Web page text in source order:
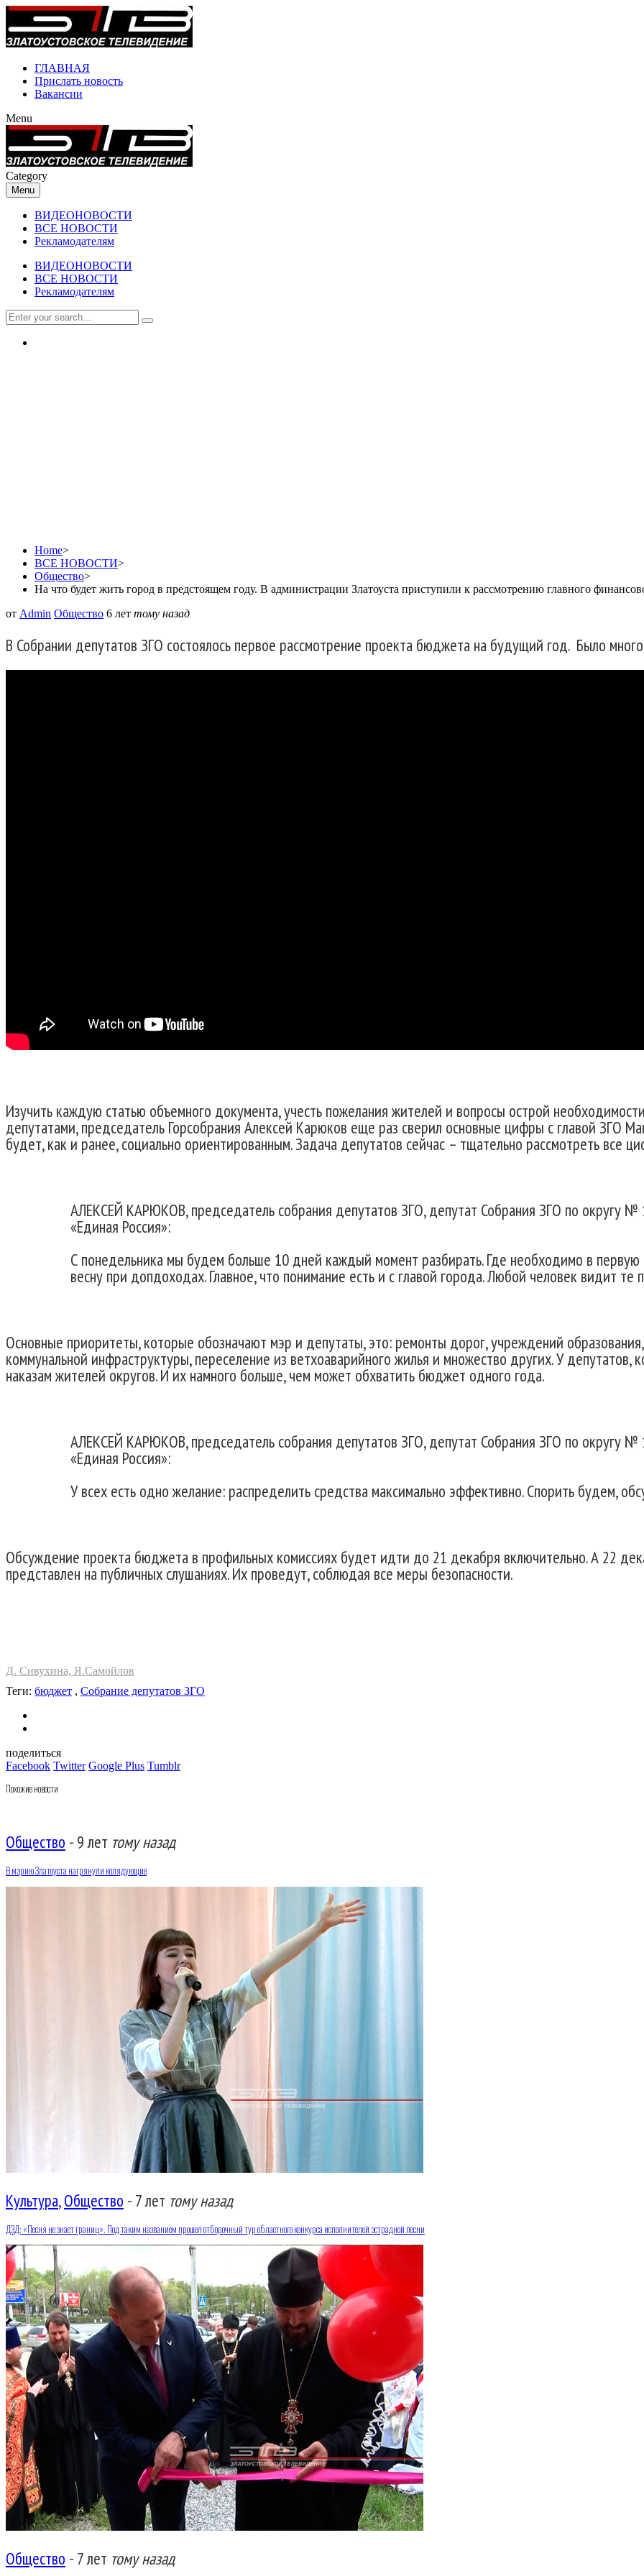
ГЛАВНАЯ
Прислать новость
Вакансии
Menu
Category
Menu
ВИДЕОНОВОСТИ
ВСЕ НОВОСТИ
Рекламодателям
ВИДЕОНОВОСТИ
ВСЕ НОВОСТИ
Рекламодателям
Home>
ВСЕ НОВОСТИ>
Общество>
На что будет жить город в предстоящем году. В администрации Златоуста приступили к рассмотрению главного
от Admin Общество 6 лет тому назад
В Собрании депутатов ЗГО состоялось первое рассмотрение проекта бюджета на будущий год. Было
Изучить каждую статью объемного документа, учесть пожелания жителей и вопросы острой
депутатами, председатель Горсобрания Алексей Карюков еще раз сверил основные цифры с главой ЗГО
будет, как и ранее, социально ориентированным. Задача депутатов сейчас – тщательно рассмотреть все
АЛЕКСЕЙ КАРЮКОВ, председатель собрания депутатов ЗГО, депутат Собрания ЗГО по округу №
«Единая Россия»:
С понедельника мы будем больше 10 дней каждый момент разбирать. Где необходимо в
весну при допдоходах. Главное, что понимание есть и с главой города. Любой человек видит
Основные приоритеты, которые обозначают мэр и депутаты, это: ремонты дорог, учреждений образования,
коммунальной инфраструктуры, переселение из ветхоаварийного жилья и множество других. У депутатов,
наказам жителей округов. И их намного больше, чем может обхватить бюджет одного года.
АЛЕКСЕЙ КАРЮКОВ, председатель собрания депутатов ЗГО, депутат Собрания ЗГО по округу №
«Единая Россия»:
У всех есть одно желание: распределить средства максимально эффективно. Спорить будем,
Обсуждение проекта бюджета в профильных комиссиях будет идти до 21 декабря включительно. А 22
представлен на публичных слушаниях. Их проведут, соблюдая все меры безопасности.
Д. Сивухина, Я.Самойлов
Теги: бюджет , Собрание депутатов ЗГО
поделиться
Facebook Twitter Google Plus Tumblr
Похожие новости
Общество - 9 лет тому назад
В мэрию Златоуста нагрянули колядующие
Культура,Общество - 7 лет тому назад
ДЗД: «Песня не знает границ». Под таким названием прошел отборочный тур областного конкурса исполнителей эстрадной песни
Общество - 7 лет тому назад